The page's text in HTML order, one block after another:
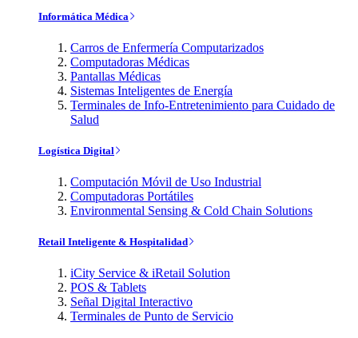
Informática Médica
Carros de Enfermería Computarizados
Computadoras Médicas
Pantallas Médicas
Sistemas Inteligentes de Energía
Terminales de Info-Entretenimiento para Cuidado de
Salud
Logística Digital
Computación Móvil de Uso Industrial
Computadoras Portátiles
Environmental Sensing & Cold Chain Solutions
Retail Inteligente & Hospitalidad
iCity Service & iRetail Solution
POS & Tablets
Señal Digital Interactivo
Terminales de Punto de Servicio